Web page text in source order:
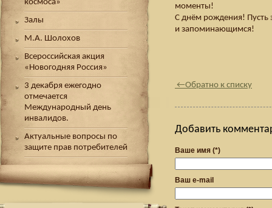
космоса»
Залы
М.А. Шолохов
Всероссийская акция
«Новогодняя Россия»
3 декабря ежегодно
отмечается
Международный день
инвалидов.
Актуальные вопросы по
защите прав потребителей
моменты!
С днём рождения! Пусть
и запоминающимся!
←Обратно к списку
Добавить
Ваше имя (*)
Ваш e-mail